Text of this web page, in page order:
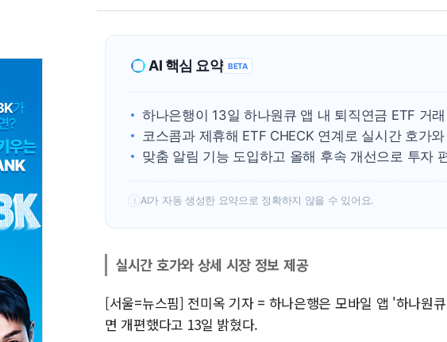
이
美
[
뉴
AI 핵심 요약 BETA
하나은행이 13일 하나원큐 앱 내 퇴직연금 ETF 거
코스콤과 제휴해 ETF CHECK 연계로 실시간 호가
맞춤 알림 기능 도입하고 올해 후속 개선으로 투자
! AI가 자동 생성한 요약으로 정확하지 않을 수 있어요.
실시간 호가와 상세 시장 정보 제공
[서울=뉴스핌] 전미옥 기자 = 하나은행은 모바일 앱 '하나원
면 개편했다고 13일 밝혔다.